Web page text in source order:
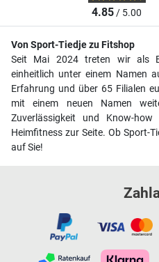
4.85/ 5.00
Von Sport-Tiedje zu Fitshop
Seit Mai 2024 treten wir als
einheitlich unter einem Namen
Erfahrung und über 65 Filialen
mit einem neuen Namen
Zuverlässigkeit und Know-
Heimfitness zur Seite. Ob Sport-
auf Sie!